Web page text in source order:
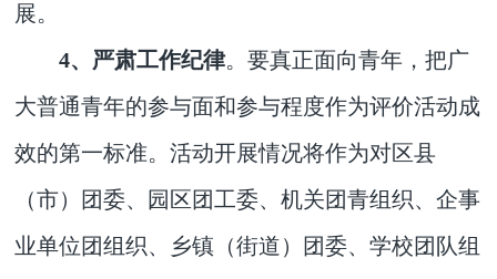
展。
4、严肃工作纪律。要真正面向青年，把广
大普通青年的参与面和参与程度作为评价活动成
效的第一标准。活动开展情况将作为对区县
（市）团委、园区团工委、机关团青组织、企事
业单位团组织、乡镇（街道）团委、学校团队组